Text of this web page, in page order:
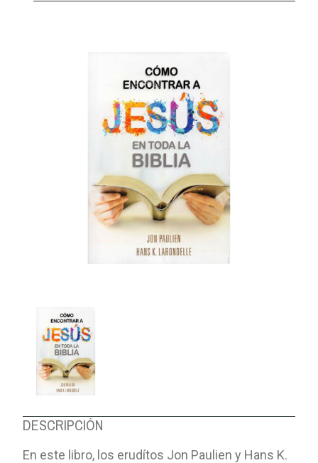
DESCRIPCIÓN
En este libro, los erudítos Jon Paulien y Hans K.